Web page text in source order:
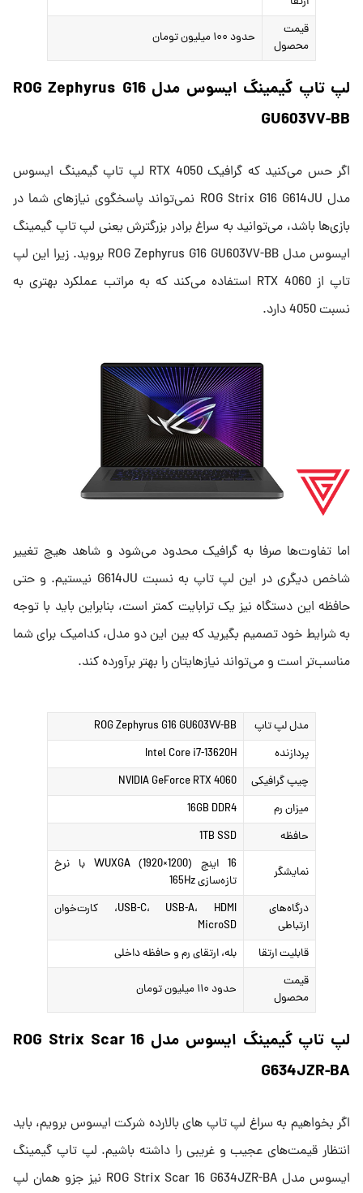
قیمت
محصول
حدود ۱۰۰ میلیون تومان
لپ تاپ گیمینگ ایسوس مدل ROG Zephyrus G16
GU603VV-BB
اگر حس می‌کنید که گرافیک RTX 4050 لپ تاپ گیمینگ ایسوس
مدل ROG Strix G16 G614JU نمی‌تواند پاسخگوی نیازهای شما در
بازی‌ها باشد، می‌توانید به سراغ برادر بزرگترش یعنی لپ تاپ گیمینگ
ایسوس مدل ROG Zephyrus G16 GU603VV-BB بروید. زیرا این لپ
تاپ از RTX 4060 استفاده می‌کند که به مراتب عملکرد بهتری به
نسبت 4050 دارد.
اما تفاوت‌ها صرفا به گرافیک محدود می‌شود و شاهد هیچ تغییر
شاخص دیگری در این لپ تاپ به نسبت G614JU نیستیم. و حتی
حافظه این دستگاه نیز یک ترابایت کمتر است، بنابراین باید با توجه
به شرایط خود تصمیم بگیرید که بین این دو مدل، کدامیک برای شما
مناسب‌تر است و می‌تواند نیازهایتان را بهتر برآورده کند.
مدل لپ تاپ
ROG Zephyrus G16 GU603VV-BB
پردازنده
Intel Core i7-13620H
چیپ گرافیکی
NVIDIA GeForce RTX 4060
میزان رم
16GB DDR4
حافظه
1TB SSD
نمایشگر
16 اینچ WUXGA (1920×1200) با نرخ
تازه‌سازی 165Hz
درگاه‌های
ارتباطی
USB-C، USB-A، HDMI، کارت‌خوان
MicroSD
قابلیت ارتقا
بله، ارتقای رم و حافظه داخلی
قیمت
محصول
حدود ۱۱۰ میلیون تومان
لپ تاپ گیمینگ ایسوس مدل ROG Strix Scar 16
G634JZR-BA
اگر بخواهیم به سراغ لپ تاپ های بالارده شرکت ایسوس برویم، باید
انتظار قیمت‌های عجیب و غریبی را داشته باشیم. لپ تاپ گیمینگ
ایسوس مدل ROG Strix Scar 16 G634JZR-BA نیز جزو همان لپ